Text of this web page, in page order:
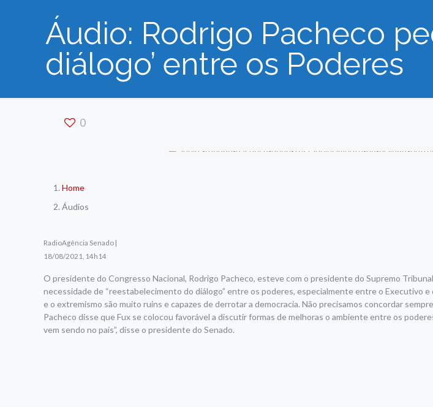
Áudio: Rodrigo Pacheco
diálogo’ entre os Poderes
0
Home
Áudios
RadioAgência Senado |
18/08/2021, 14h14
O presidente do Congresso Nacional, Rodrigo Pacheco, esteve com o presidente do Supremo
necessidade de “reestabelecimento do diálogo” entre os poderes, especialmente entre o Executivo e
e o extremismo são muito ruins e capazes de derrotar a democracia. Não precisamos concordar
Pacheco disse que Fux se colocou favorável a discutir formas de melhoras o ambiente entre os
vem sendo no país”, disse o presidente do Senado.